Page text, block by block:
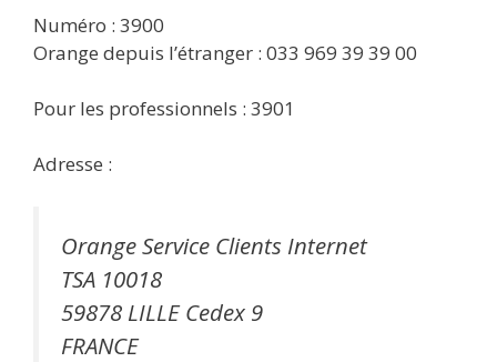
Numéro : 3900
Orange depuis l’étranger : 033 969 39 39 00
Pour les professionnels : 3901
Adresse :
Orange Service Clients Internet
TSA 10018
59878 LILLE Cedex 9
FRANCE